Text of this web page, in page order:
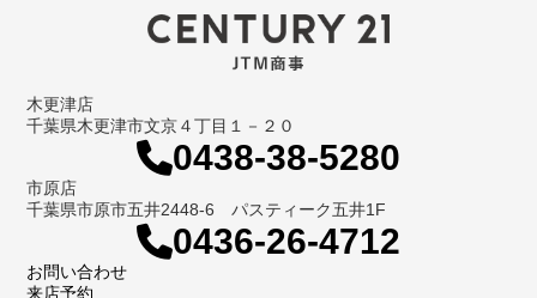
木更津店
千葉県木更津市文京４丁目１－２０
0438-38-5280
市原店
千葉県市原市五井2448-6 パスティーク五井1F
0436-26-4712
お問い合わせ
来店予約